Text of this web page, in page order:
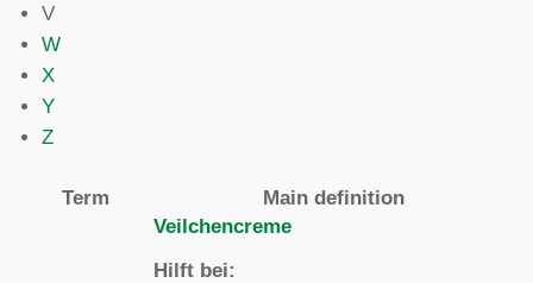
V
W
X
Y
Z
Term Main definition
Veilchencreme
Hilft bei: